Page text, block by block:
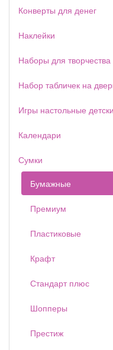
Конверты для денег
Наклейки
Наборы для творчества
Набор табличек на
Игры настольные
Календари
Сумки
Бумажные
Премиум
Пластиковые
Крафт
Стандарт плюс
Шопперы
Престиж